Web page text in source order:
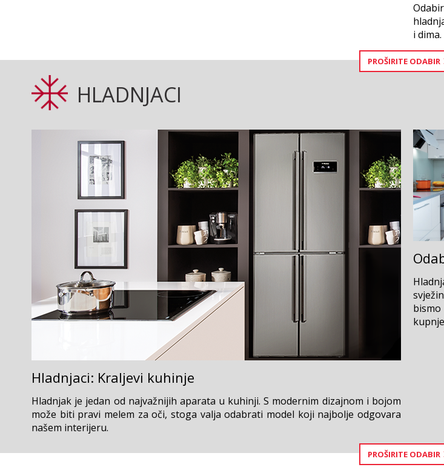
i dima.
PROŠIRITE ODABIR
HLADNJACI
Hladnjaci: Kraljevi kuhinje
Hladnjak je jedan od najvažnijih aparata u kuhinji. S modernim dizajnom i bojom
može biti pravi melem za oči, stoga valja odabrati model koji najbolje odgovara
našem interijeru.
PROŠIRITE ODABIR